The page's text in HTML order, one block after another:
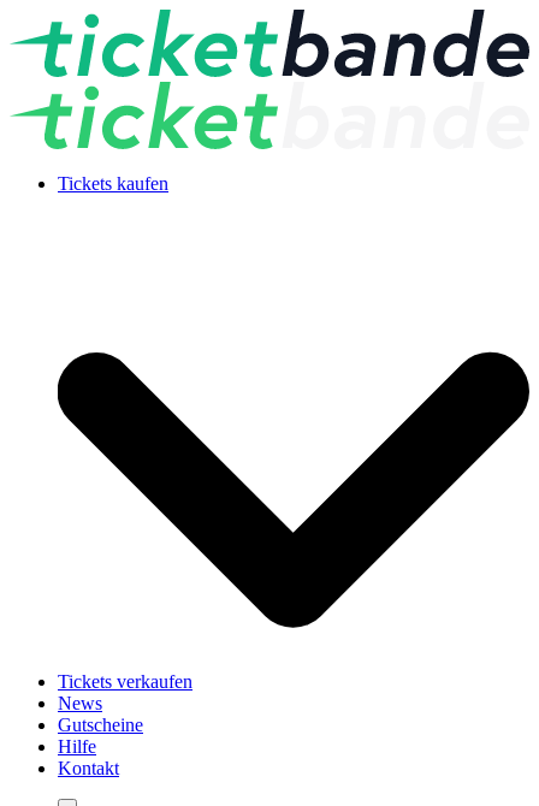
Tickets kaufen
Tickets verkaufen
News
Gutscheine
Hilfe
Kontakt